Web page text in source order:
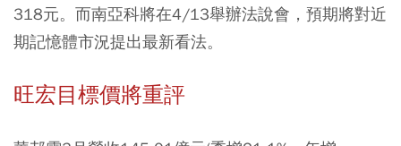
318元。而南亞科將在4/13舉辦法說會，預期將對近
期記憶體市況提出最新看法。
旺宏目標價將重評